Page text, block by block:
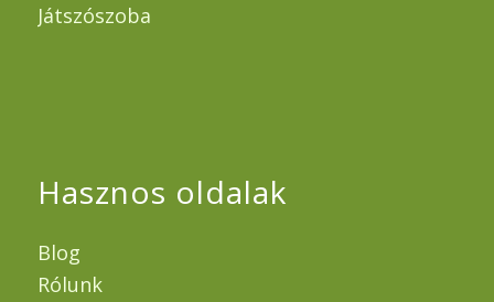
Játszószoba
Hasznos oldalak
Blog
Rólunk